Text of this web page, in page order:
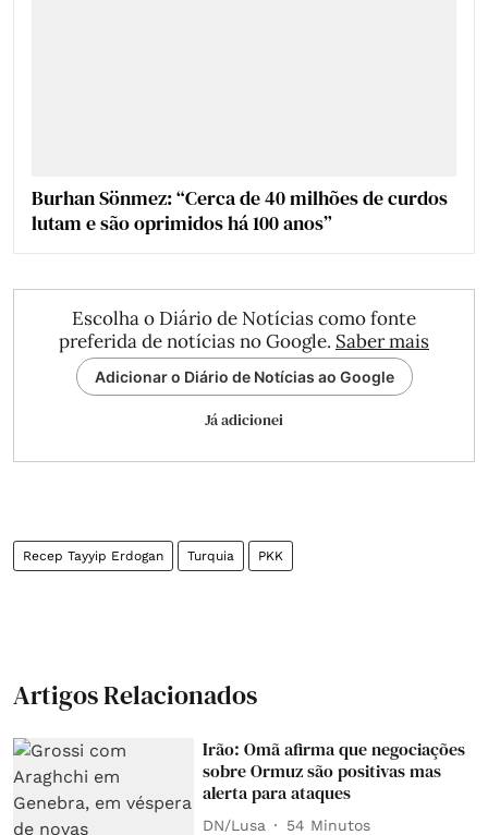
Burhan Sönmez: “Cerca de 40 milhões de curdos
lutam e são oprimidos há 100 anos”
Escolha o Diário de Notícias como fonte
preferida de notícias no Google. Saber mais
Adicionar o Diário de Notícias ao Google
Já adicionei
Recep Tayyip Erdogan Turquia PKK
Artigos Relacionados
Irão: Omã afirma que negociações
sobre Ormuz são positivas mas
alerta para ataques
DN/Lusa 54 Minutos